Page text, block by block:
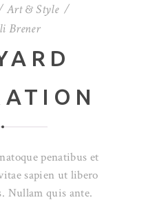
Art & Style
Brener
penatibus et
sapien ut libero
Nullam quis ante.